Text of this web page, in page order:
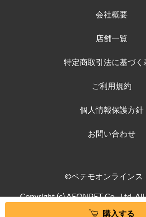
会社概要
店舗一覧
特定商取引法に基づく
ご利用規約
個人情報保護方針
お問い合わせ
©ペテモオンラインス
Copyright (c) AEONPET Co., Ltd. All
購入する